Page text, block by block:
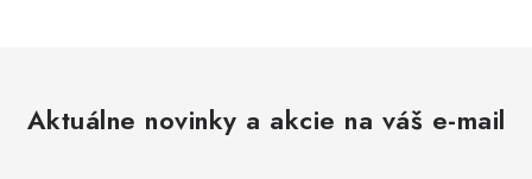
Aktuálne novinky a akcie na váš e-mail